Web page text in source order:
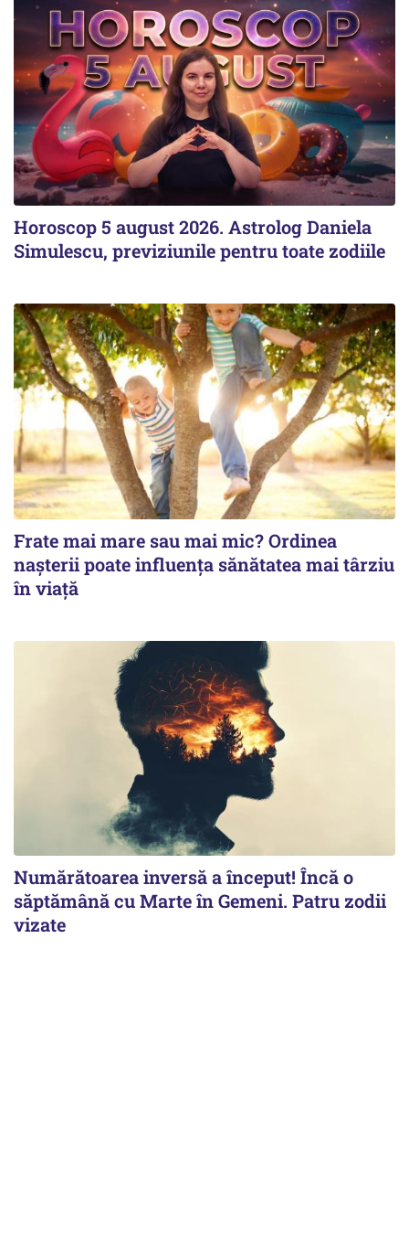
Horoscop 5 august 2026. Astrolog Daniela
Simulescu, previziunile pentru toate zodiile
Frate mai mare sau mai mic? Ordinea
nașterii poate influența sănătatea mai târziu
în viață
Numărătoarea inversă a început! Încă o
săptămână cu Marte în Gemeni. Patru zodii
vizate